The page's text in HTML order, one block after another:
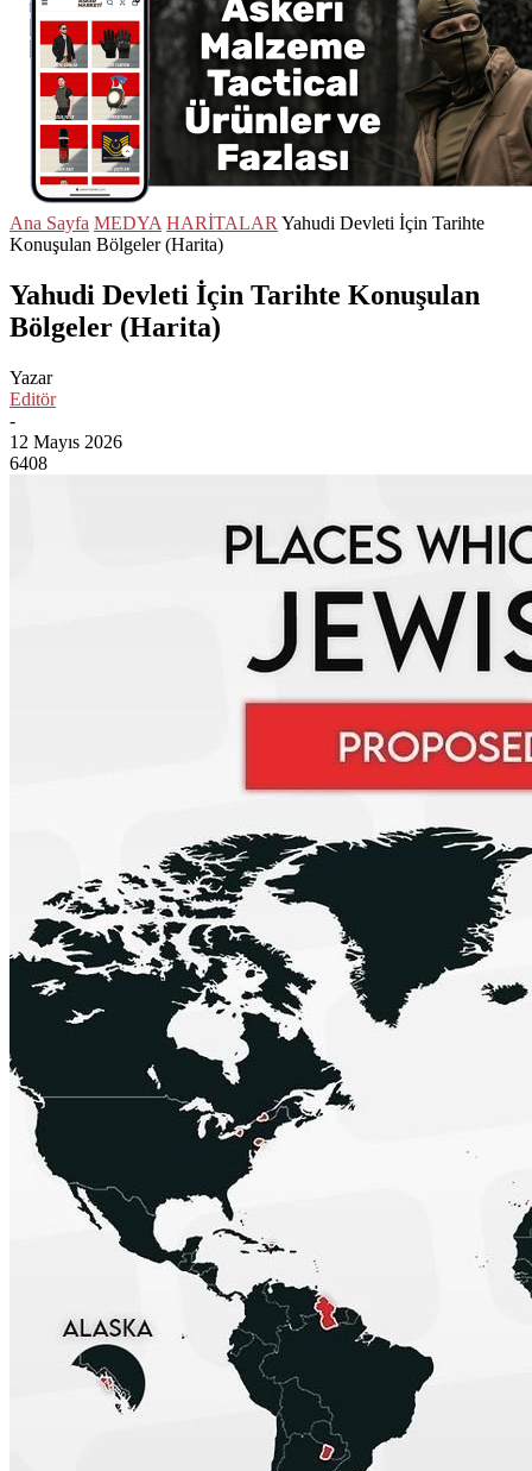
Ana Sayfa MEDYA HARİTALAR Yahudi Devleti İçin Tarihte
Konuşulan Bölgeler (Harita)
Yahudi Devleti İçin Tarihte Konuşulan
Bölgeler (Harita)
Yazar
Editör
-
12 Mayıs 2026
6408